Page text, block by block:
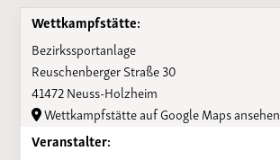
Wettkampfstätte:
Bezirkssportanlage
Reuschenberger Straße 30
41472 Neuss-Holzheim
Wettkampfstätte auf Google Maps ansehen
Veranstalter: